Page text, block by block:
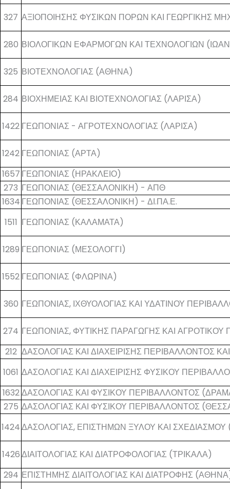
327 ΑΞΙΟΠΟΙΗΣΗΣ ΦΥΣΙΚΩΝ ΠΟΡΩΝ ΚΑΙ ΓΕΩΡΓΙΚΗΣ
280 ΒΙΟΛΟΓΙΚΩΝ ΕΦΑΡΜΟΓΩΝ ΚΑΙ ΤΕΧΝΟΛΟΓΙΩΝ
325 ΒΙΟΤΕΧΝΟΛΟΓΙΑΣ (ΑΘΗΝΑ)
284 ΒΙΟΧΗΜΕΙΑΣ ΚΑΙ ΒΙΟΤΕΧΝΟΛΟΓΙΑΣ (ΛΑΡΙΣΑ)
1422 ΓΕΩΠΟΝΙΑΣ - ΑΓΡΟΤΕΧΝΟΛΟΓΙΑΣ (ΛΑΡΙΣΑ)
1242 ΓΕΩΠΟΝΙΑΣ (ΑΡΤΑ)
1657 ΓΕΩΠΟΝΙΑΣ (ΗΡΑΚΛΕΙΟ)
273 ΓΕΩΠΟΝΙΑΣ (ΘΕΣΣΑΛΟΝΙΚΗ) - ΑΠΘ
1634 ΓΕΩΠΟΝΙΑΣ (ΘΕΣΣΑΛΟΝΙΚΗ) - ΔΙ.ΠΑ.Ε.
1511 ΓΕΩΠΟΝΙΑΣ (ΚΑΛΑΜΑΤΑ)
1289 ΓΕΩΠΟΝΙΑΣ (ΜΕΣΟΛΟΓΓΙ)
1552 ΓΕΩΠΟΝΙΑΣ (ΦΛΩΡΙΝΑ)
360 ΓΕΩΠΟΝΙΑΣ, ΙΧΘΥΟΛΟΓΙΑΣ ΚΑΙ ΥΔΑΤΙΝΟΥ
274 ΓΕΩΠΟΝΙΑΣ, ΦΥΤΙΚΗΣ ΠΑΡΑΓΩΓΗΣ ΚΑΙ
212 ΔΑΣΟΛΟΓΙΑΣ ΚΑΙ ΔΙΑΧΕΙΡΙΣΗΣ ΠΕΡΙΒΑΛΛΟΝΤΟΣ
1061 ΔΑΣΟΛΟΓΙΑΣ ΚΑΙ ΔΙΑΧΕΙΡΙΣΗΣ ΦΥΣΙΚΟΥ
1632ΔΑΣΟΛΟΓΙΑΣ ΚΑΙ ΦΥΣΙΚΟΥ ΠΕΡΙΒΑΛΛΟΝΤΟΣ
275 ΔΑΣΟΛΟΓΙΑΣ ΚΑΙ ΦΥΣΙΚΟΥ ΠΕΡΙΒΑΛΛΟΝΤΟΣ
1424ΔΑΣΟΛΟΓΙΑΣ, ΕΠΙΣΤΗΜΩΝ ΞΥΛΟΥ ΚΑΙ ΣΧΕΔΙΑΣΜΟΥ
1426ΔΙΑΙΤΟΛΟΓΙΑΣ ΚΑΙ ΔΙΑΤΡΟΦΟΛΟΓΙΑΣ (ΤΡΙΚΑΛΑ)
294 ΕΠΙΣΤΗΜΗΣ ΔΙΑΙΤΟΛΟΓΙΑΣ ΚΑΙ ΔΙΑΤΡΟΦΗΣ